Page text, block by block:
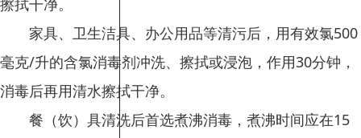
擦拭干净。
家具、卫生洁具、办公用品等清污后，用有效氯500
毫克/升的含氯消毒剂冲洗、擦拭或浸泡，作用30分钟，
消毒后再用清水擦拭干净。
餐（饮）具清洗后首选煮沸消毒，煮沸时间应在15